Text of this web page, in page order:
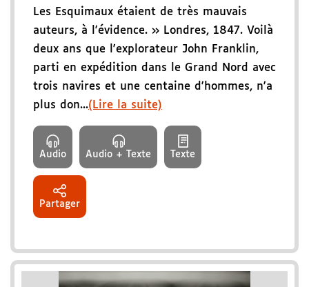
Les Esquimaux étaient de très mauvais
auteurs, à l'évidence. » Londres, 1847. Voilà
deux ans que l'explorateur John Franklin,
parti en expédition dans le Grand Nord avec
trois navires et une centaine d'hommes, n'a
plus don...(Lire la suite)
Audio Audio + Texte Texte
Partager